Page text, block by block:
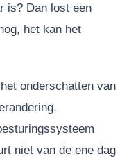
is? Dan lost een
het kan het
onderschatten van
niet van de ene dag